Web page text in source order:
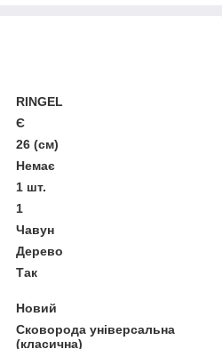
RINGEL
Є
26 (см)
Немає
1 шт.
1
Чавун
Дерево
Так
Новий
Сковорода універсальна
(класична)